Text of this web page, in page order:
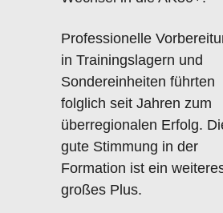
Professionelle
in Trainingslagern und
Sondereinheiten führten
folglich seit Jahren zum
überregionalen Erfolg.
gute Stimmung in der
Formation ist ein
großes Plus.